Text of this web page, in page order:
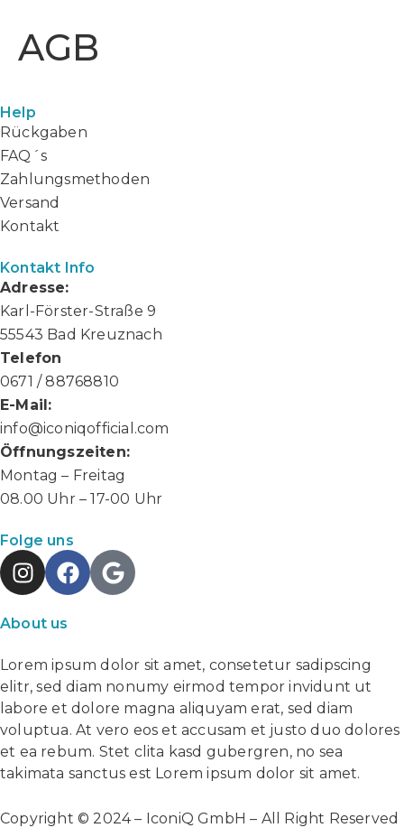
AGB
Help
Rückgaben
FAQ´s
Zahlungsmethoden
Versand
Kontakt
Kontakt Info
Adresse:
Karl-Förster-Straße 9
55543 Bad Kreuznach
Telefon
0671 / 88768810
E-Mail:
info@iconiqofficial.com
Öffnungszeiten:
Montag – Freitag
08.00 Uhr – 17-00 Uhr
Folge uns
About us
Lorem ipsum dolor sit amet, consetetur sadipscing
elitr, sed diam nonumy eirmod tempor invidunt ut
labore et dolore magna aliquyam erat, sed diam
voluptua. At vero eos et accusam et justo duo dolores
et ea rebum. Stet clita kasd gubergren, no sea
takimata sanctus est Lorem ipsum dolor sit amet.
Copyright © 2024 – IconiQ GmbH – All Right Reserved